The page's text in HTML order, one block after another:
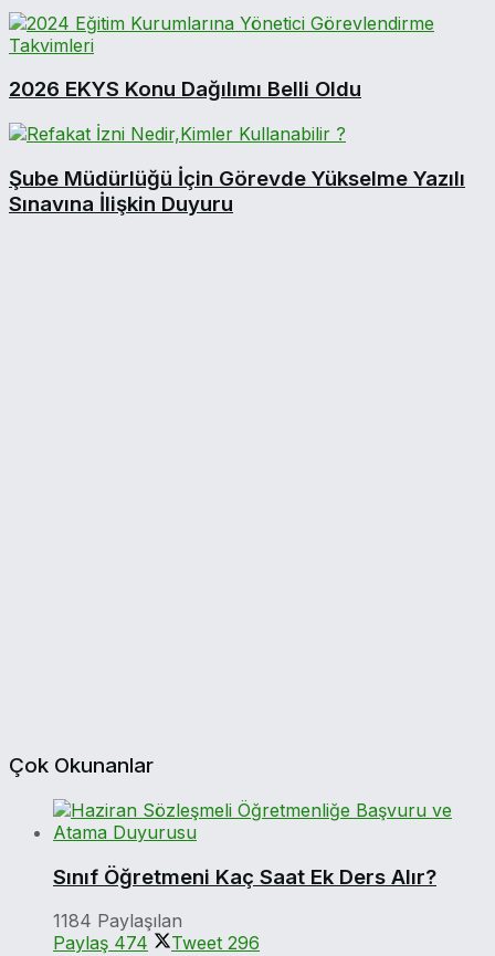
2026 EKYS Konu Dağılımı Belli Oldu
Şube Müdürlüğü İçin Görevde Yükselme Yazılı
Sınavına İlişkin Duyuru
Çok Okunanlar
Sınıf Öğretmeni Kaç Saat Ek Ders Alır?
1184 Paylaşılan
Paylaş 474 Tweet 296